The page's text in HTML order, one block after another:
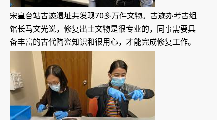
宋皇台站古迹遗址共发现70多万件文物。古迹办考古组
馆长马文光说，修复出土文物是很专业的，同事需要具
备丰富的古代陶瓷知识和很用心，才能完成修复工作。